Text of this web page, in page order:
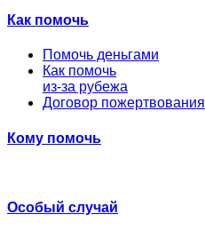
Как помочь
Помочь деньгами
Как помочь
из-за рубежа
Договор пожертвования
Кому помочь
Особый случай